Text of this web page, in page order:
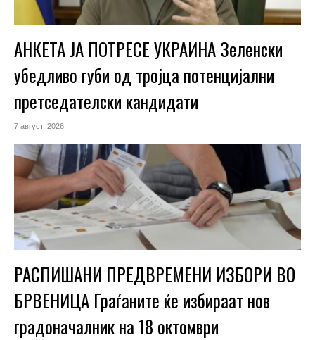
АНКЕТА ЈА ПОТРЕСЕ УКРАИНА Зеленски
убедливо губи од тројца потенцијални
претседателски кандидати
7 август, 2026
РАСПИШАНИ ПРЕДВРЕМЕНИ ИЗБОРИ ВО
БРВЕНИЦА Граѓаните ќе избираат нов
градоначалник на 18 октомври